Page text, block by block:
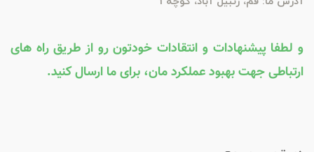
و لطفا پیشنهادات و انتقادات خودتون رو از طریق راه های
ارتباطی جهت بهبود عملکرد مان، برای ما ارسال کنید.